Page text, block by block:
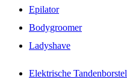
Epilator
Bodygroomer
Ladyshave
Elektrische Tandenborstel